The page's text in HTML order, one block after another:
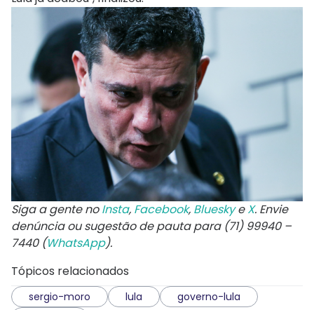
Siga a gente noInsta, Facebook, BlueskyeX. Envie
denúncia ou sugestão de pauta para (71) 99940 –
7440 (WhatsApp).
Tópicos relacionados
sergio-moro lula
governo-lula